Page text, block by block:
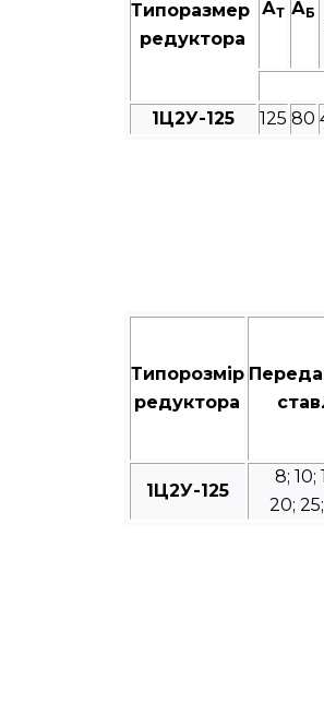
Типоразмер
редуктора
АТ АБ
1Ц2У-125
125 80
Типорозмір
редуктора
1Ц2У-125
8; 10;
20;